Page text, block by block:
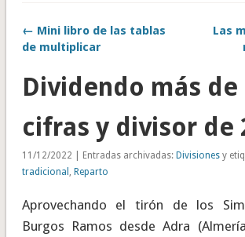
← Mini libro de las tablas
de multiplicar
Las
Dividendo más de
cifras y divisor de
11/12/2022 | Entradas archivadas: Divisionesy
tradicional , Reparto
Aprovechando el tirón de los
Burgos Ramos desde Adra